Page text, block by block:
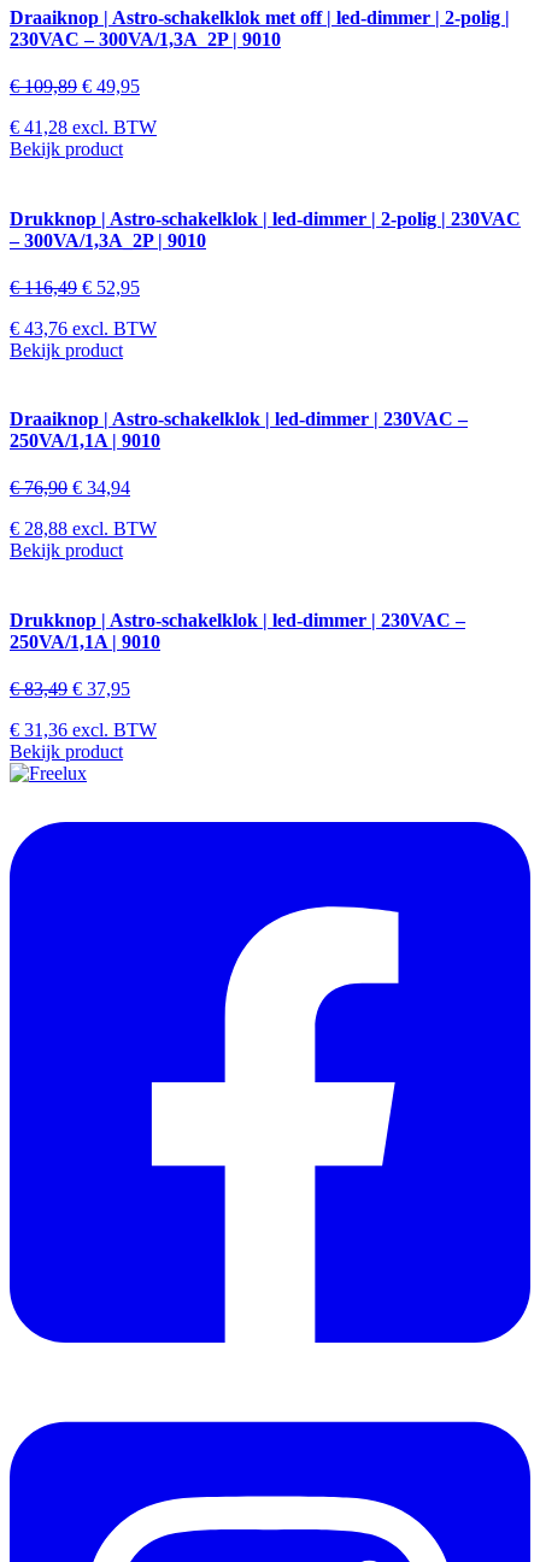
Draaiknop | Astro-schakelklok met off | led-dimmer | 2-polig |
230VAC – 300VA/1,3A_2P | 9010
€109,89 € 49,95
€ 41,28 excl. BTW
Bekijk product
Drukknop | Astro-schakelklok | led-dimmer | 2-polig | 230VAC
– 300VA/1,3A_2P | 9010
€116,49 € 52,95
€ 43,76 excl. BTW
Bekijk product
Draaiknop | Astro-schakelklok | led-dimmer | 230VAC –
250VA/1,1A | 9010
€76,90 € 34,94
€ 28,88 excl. BTW
Bekijk product
Drukknop | Astro-schakelklok | led-dimmer | 230VAC –
250VA/1,1A | 9010
€83,49 € 37,95
€ 31,36 excl. BTW
Bekijk product